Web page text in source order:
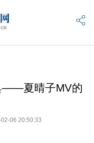
——夏晴子MV的
06 20:50:33